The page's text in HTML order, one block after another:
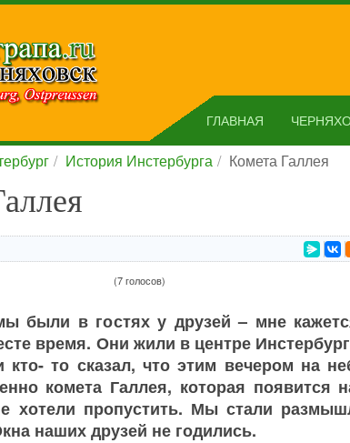
ГЛАВНАЯ
История Инстербурга Комета Галлея
(7 голосов)
были в гостях у друзей – мне
время. Они жили в центре
то сказал, что этим вечером на
комета Галлея, которая появится
хотели пропустить. Мы стали
наших друзей не годились.